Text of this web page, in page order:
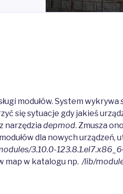
modułów. System
się sytuacje gdy jakieś
narzędzia depmod. Zmusza
dla nowych urządzeń,
3.10.0-
map w katalogu np. /lib/